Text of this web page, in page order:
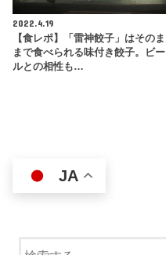
2022.4.19
【食レポ】「雷神餃子」はそのま
まで食べられる味付き餃子。ビー
ルとの相性も…
JA